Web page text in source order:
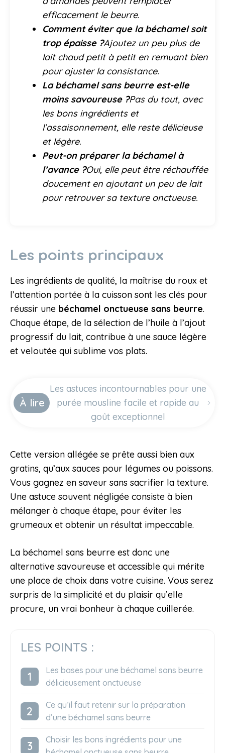
efficacement le beurre.
Comment éviter que la béchamel soit
trop épaisse ?Ajoutez un peu plus de
lait chaud petit à petit en remuant bien
pour ajuster la consistance.
La béchamel sans beurre est-elle
moins savoureuse ?Pas du tout, avec
les bons ingrédients et
l’assaisonnement, elle reste délicieuse
et légère.
Peut-on préparer la béchamel à
l’avance ?Oui, elle peut être réchauffée
doucement en ajoutant un peu de lait
pour retrouver sa texture onctueuse.
Les points principaux
Les ingrédients de qualité, la maîtrise du roux et
l’attention portée à la cuisson sont les clés pour
réussir une béchamel onctueuse sans beurre.
Chaque étape, de la sélection de l’huile à l’ajout
progressif du lait, contribue à une sauce légère
et veloutée qui sublime vos plats.
À lire
Les astuces incontournables pour une
purée mousline facile et rapide au
goût exceptionnel
Cette version allégée se prête aussi bien aux
gratins, qu’aux sauces pour légumes ou poissons.
Vous gagnez en saveur sans sacrifier la texture.
Une astuce souvent négligée consiste à bien
mélanger à chaque étape, pour éviter les
grumeaux et obtenir un résultat impeccable.
La béchamel sans beurre est donc une
alternative savoureuse et accessible qui mérite
une place de choix dans votre cuisine. Vous serez
surpris de la simplicité et du plaisir qu’elle
procure, un vrai bonheur à chaque cuillerée.
LES POINTS :
Les bases pour une béchamel sans beurre
délicieusement onctueuse
Ce qu’il faut retenir sur la préparation
d’une béchamel sans beurre
Choisir les bons ingrédients pour une